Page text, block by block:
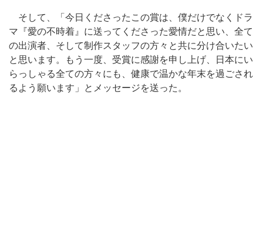
そして、「今日くださったこの賞は、僕だけでなくドラ
マ『愛の不時着』に送ってくださった愛情だと思い、全て
の出演者、そして制作スタッフの方々と共に分け合いたい
と思います。もう一度、受賞に感謝を申し上げ、日本にい
らっしゃる全ての方々にも、健康で温かな年末を過ごされ
るよう願います」とメッセージを送った。